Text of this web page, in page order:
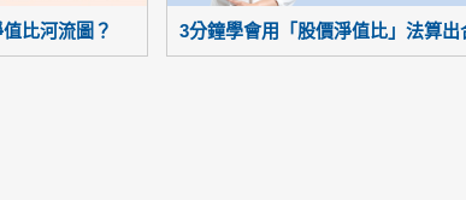
比河流圖？ 3分鐘學會用「股價淨值比」法算出